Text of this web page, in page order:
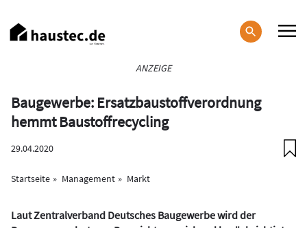
zum
Inhalt
ANZEIGE
Baugewerbe: Ersatzbaustoffverordnung
hemmt Baustoffrecycling
29.04.2020
Startseite Management Markt
Laut Zentralverband Deutsches Baugewerbe wird der